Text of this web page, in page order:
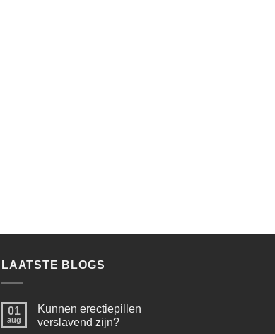
LAATSTE BLOGS
01
aug
Kunnen erectiepillen
verslavend zijn?